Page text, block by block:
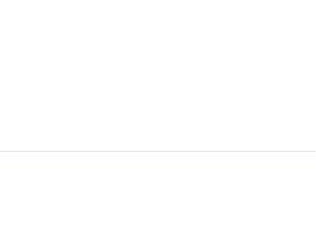
base neste projeto.
pela sua obra. Somente ele,
seu projeto final para